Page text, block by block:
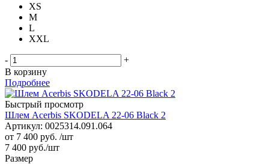
XS
M
L
XXL
-
+
В корзину
Подробнее
Быстрый просмотр
Шлем Acerbis SKODELA 22-06 Black 2
Артикул: 0025314.091.064
от 7 400 руб. /шт
7 400 руб./шт
Размер